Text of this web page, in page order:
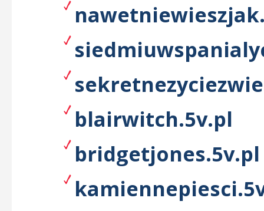
blairwitch.5v.pl
bridgetjones.5v.pl